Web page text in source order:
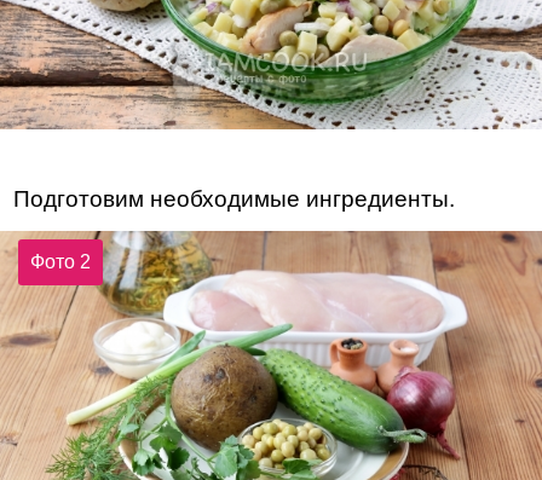
Подготовим необходимые ингредиенты.
Фото 2